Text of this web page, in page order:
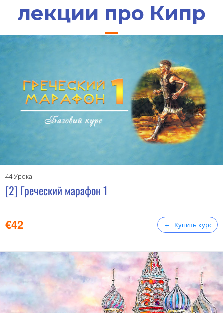
лекции про Кипр
44 Урока
[2] Греческий марафон 1
€42 Купить курс